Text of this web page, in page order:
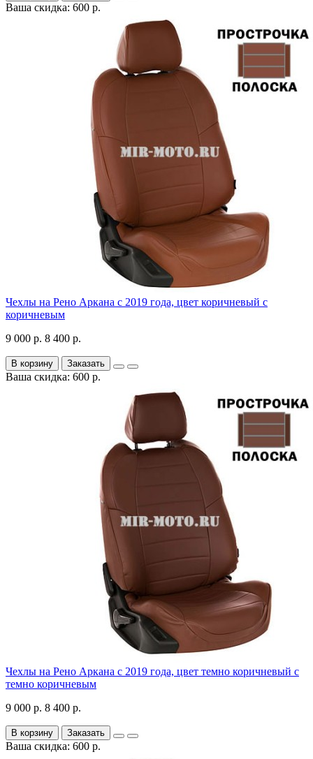
Ваша скидка: 600 р.
Чехлы на Рено Аркана с 2019 года, цвет коричневый с
коричневым
9 000 р. 8 400 р.
В корзину Заказать
Ваша скидка: 600 р.
Чехлы на Рено Аркана с 2019 года, цвет темно коричневый с
темно коричневым
9 000 р. 8 400 р.
В корзину Заказать
Ваша скидка: 600 р.